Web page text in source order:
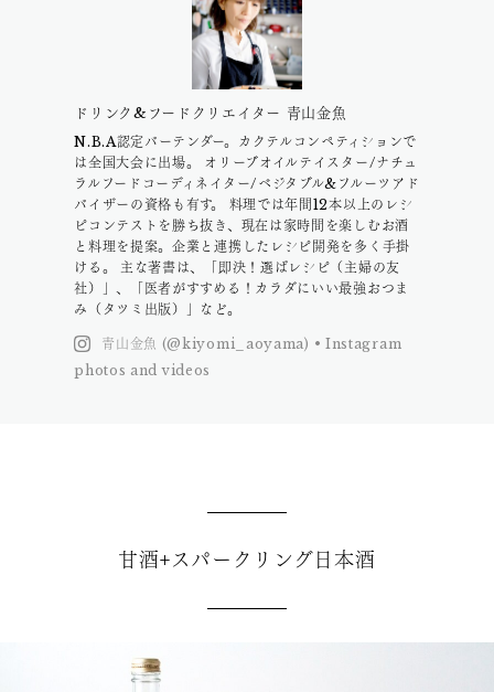
ドリンク&フードクリエイター 青山金魚
N.B.A認定バーテンダー。カクテルコンペティションで
は全国大会に出場。 オリーブオイルテイスター/ナチュ
ラルフードコーディネイター/ベジタブル&フルーツアド
バイザーの資格も有す。 料理では年間12本以上のレシ
ピコンテストを勝ち抜き、現在は家時間を楽しむお酒
と料理を提案。企業と連携したレシピ開発を多く手掛
ける。 主な著書は、「即決！選ばレシピ（主婦の友
社）」、「医者がすすめる！カラダにいい最強おつま
み（タツミ出版）」など。
青山金魚 (@kiyomi_aoyama) • Instagram
photos and videos
甘酒+スパークリング日本酒